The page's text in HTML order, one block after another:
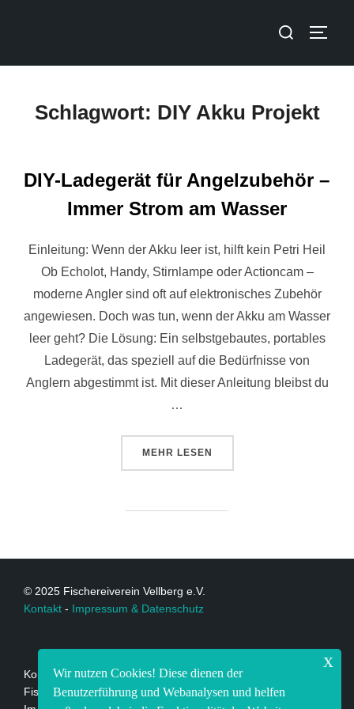
Schlagwort: DIY Akku Projekt
DIY-Ladegerät für Angelzubehör –
Immer Strom am Wasser
Einleitung: Wenn der Akku leer ist, hilft kein Petri Heil
Ob Echolot, Handy, Stirnlampe oder Actioncam –
moderne Angler sind oft auf elektronisches Zubehör
angewiesen. Doch was tun, wenn der Akku am Wasser
leer geht? Die Lösung: Ein selbstgebautes, portables
Ladegerät, das speziell auf die Bedürfnisse von
Anglern abgestimmt ist. Mit dieser Anleitung bleibst du
…
MEHR LESEN
© 2025 Fischereiverein Vellberg e.V.
Kontakt - Impressum & Datenschutz
Kontakt:
Fischereiverein Vellberg e.V.
Wir nutzen Cookies! Diese dienen der
Benutzerführung und Webanalysen und helfen
x